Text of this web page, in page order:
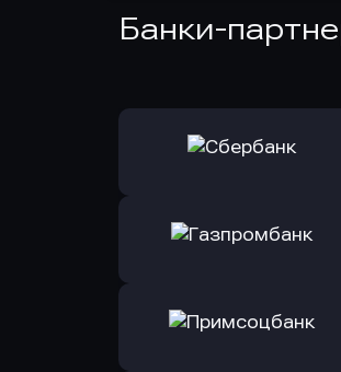
Банки-
Оправить заявку
Оправить заявку